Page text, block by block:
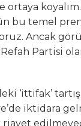
ortaya
bu temel
Ancak
Partisi
‘ittifak’
iktidara
riayet